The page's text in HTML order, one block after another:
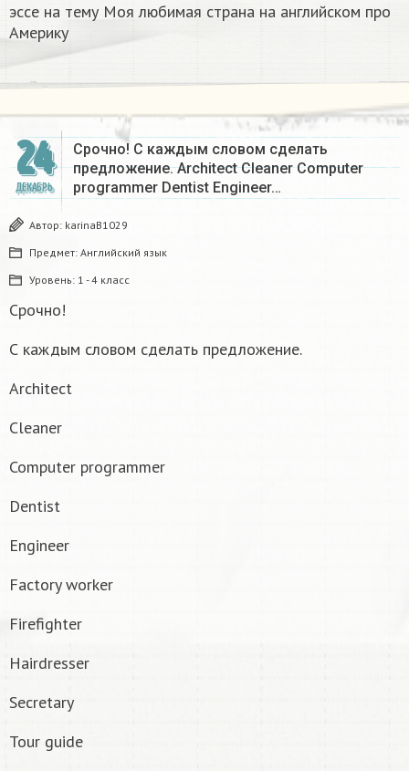
эссе на тему Моя любимая страна на английском про
Америку​
24
ДЕКАБРЬ
Срочно! С каждым словом сделать
предложение. Architect Cleaner Computer
programmer Dentist Engineer…
Автор: karinaB1029
Предмет: Английский язык
Уровень: 1 - 4 класс
Срочно!
С каждым словом сделать предложение.
Architect
Cleaner
Computer programmer
Dentist
Engineer
Factory worker
Firefighter
Hairdresser
Secretary
Tour guide